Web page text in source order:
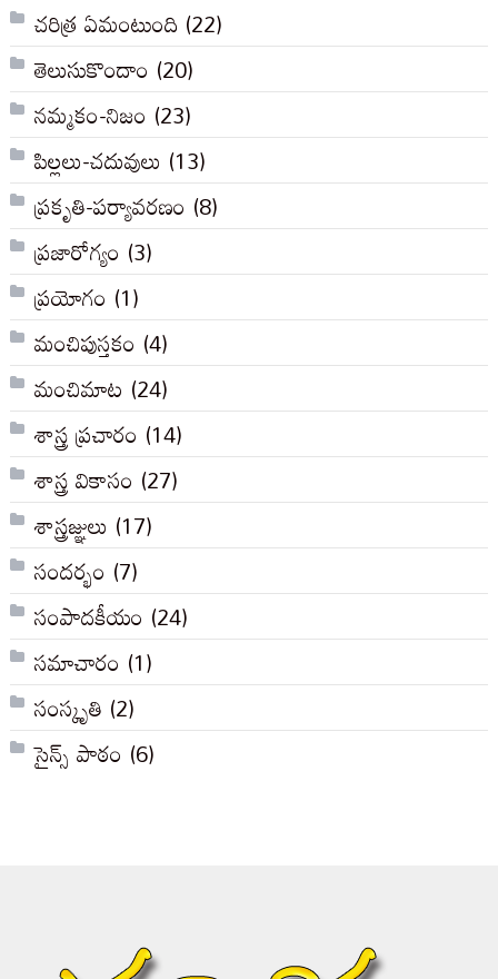
చరిత్ర ఏమంటుంది (22)
తెలుసుకొందాం (20)
నమ్మకం-నిజం (23)
పిల్లలు-చదువులు (13)
ప్రకృతి-పర్యావరణం (8)
ప్రజారోగ్యం (3)
ప్రయోగం (1)
మంచిపుస్తకం (4)
మంచిమాట (24)
శాస్త్ర ప్రచారం (14)
శాస్త్ర వికాసం (27)
శాస్త్రజ్ఞులు (17)
సందర్భం (7)
సంపాదకీయం (24)
సమాచారం (1)
సంస్కృతి (2)
సైన్స్ పాఠం (6)